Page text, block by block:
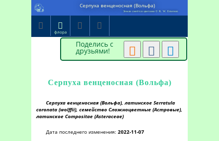
Серпуха венценосная (Вольфа)
Земля смеётся цветами © R. W. Emerson
 
флора
 
  
Поделись с
друзьями!
Серпуха венценосная (Вольфа)
Серпуха венценосная (Вольфа), латинское Serratula
coronata (wolffii), семейство Сложноцветные (Астровые),
латинское Compositae (Asteraceae)
Дата последнего изменения: 2022-11-07